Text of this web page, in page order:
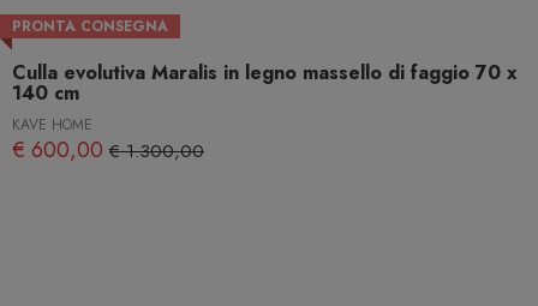
PRONTA CONSEGNA
Culla evolutiva Maralis in legno massello di faggio 70 x
140 cm
KAVE HOME
€ 600,00 € 1.300,00